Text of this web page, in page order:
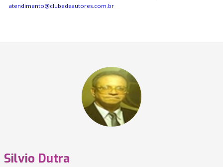
atendimento@clubedeautores.com.br
Silvio Dutra